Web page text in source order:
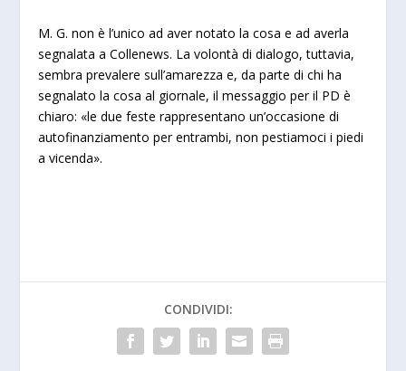
M. G. non è l’unico ad aver notato la cosa e ad averla
segnalata a Collenews. La volontà di dialogo, tuttavia,
sembra prevalere sull’amarezza e, da parte di chi ha
segnalato la cosa al giornale, il messaggio per il PD è
chiaro: «le due feste rappresentano un’occasione di
autofinanziamento per entrambi, non pestiamoci i piedi
a vicenda».
CONDIVIDI: